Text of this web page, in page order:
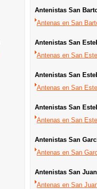
Antenistas San
Antenas en San
Antenistas San
Antenas en San
Antenistas San
Antenas en San
Antenistas San
Antenas en San
Antenistas San
Antenas en San
Antenistas San
Antenas en San